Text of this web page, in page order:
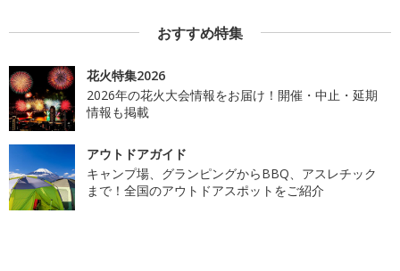
おすすめ特集
花火特集2026
2026年の花火大会情報をお届け！開催・中止・延期
情報も掲載
アウトドアガイド
キャンプ場、グランピングからBBQ、アスレチック
まで！全国のアウトドアスポットをご紹介